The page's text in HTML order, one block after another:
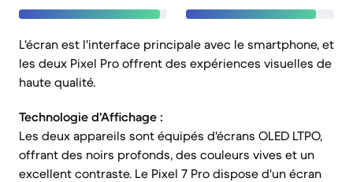
L'écran est l'interface principale avec le smartphone, et
les deux Pixel Pro offrent des expériences visuelles de
haute qualité.
Technologie d'Affichage :
Les deux appareils sont équipés d'écrans OLED LTPO,
offrant des noirs profonds, des couleurs vives et un
excellent contraste. Le Pixel 7 Pro dispose d'un écran